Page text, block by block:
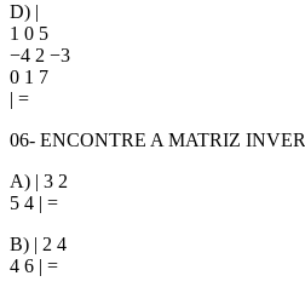
D) |
1 0 5
−4 2 −3
0 1 7
| =
06- ENCONTRE A MATRIZ
A) | 3 2
5 4 | =
B) | 2 4
4 6 | =